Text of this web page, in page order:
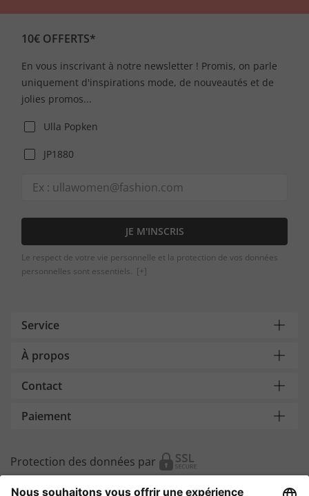
10€ OFFERTS*
En vous inscrivant à notre newsletter ! Promis, on parle
uniquement d'inspirations mode, de nouveautés et de
jolies promos...
Ulla Popken
JP1880
JE M'INSCRIS
Le respect de votre vie personnelle et la protection de vos données
personnelles sont essentiels. [+]
Service
À propos
Contact
Paiement
Protection des données par